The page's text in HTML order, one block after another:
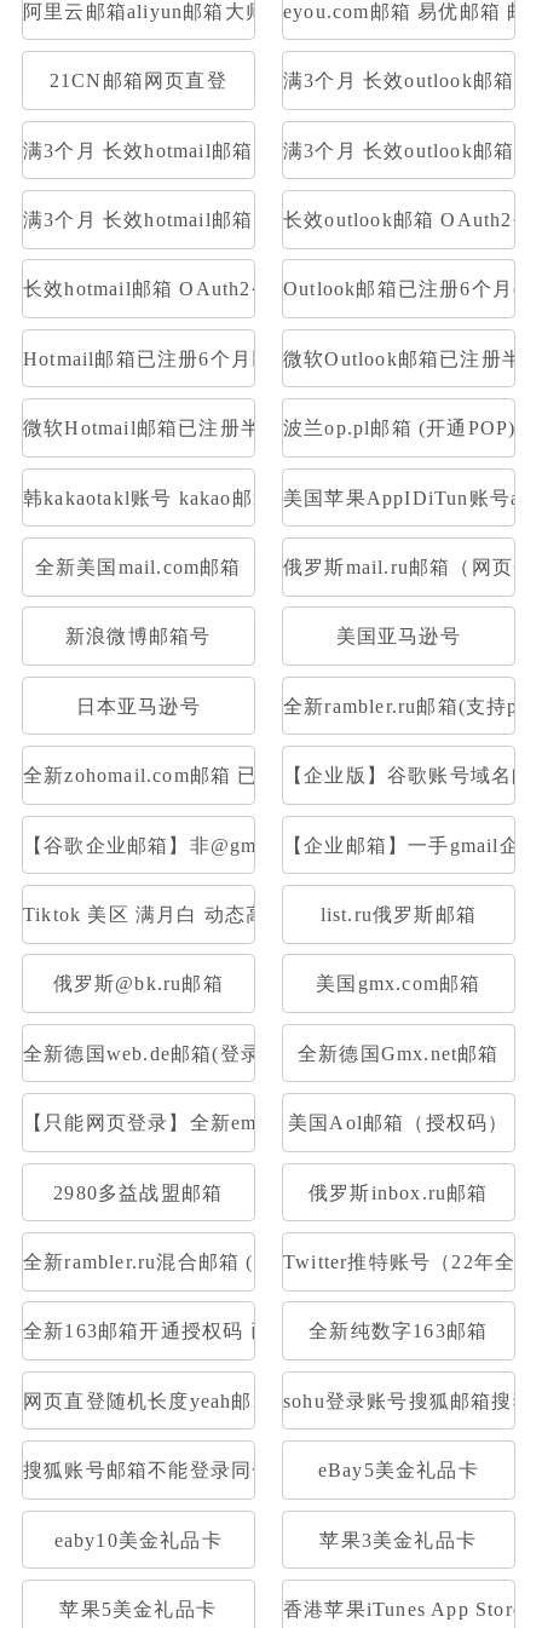
阿里云邮箱aliyun邮箱大师登录eyou.com邮箱 易优邮箱 邮
21CN邮箱网页直登 满3个月 长效outlook邮箱
满3个月 长效hotmail邮箱 网页号 账号格式英文人名数字
满3个月 长效outlook邮箱
满3个月 长效hotmail邮箱 OAuth2令牌号 支持imap
长效outlook邮箱 OAuth2令
长效hotmail邮箱 OAuth2令牌号 支持imap pop 量大优惠
Outlook邮箱已注册6个月(
Hotmail邮箱已注册6个月以上(带令牌号)【去令牌工具
微软Outlook邮箱已注册半
微软Hotmail邮箱已注册半年以上(带令牌号)【去令牌工
波兰op.pl邮箱 (开通POP)
韩kakaotakl账号 kakao邮箱名----duam邮箱名----登录
美国苹果AppIDiTun账号
全新美国mail.com邮箱 俄罗斯mail.ru邮箱（网页登
新浪微博邮箱号 美国亚马逊号
日本亚马逊号 全新rambler.ru邮箱(支持
全新zohomail.com邮箱 已开通Pop3 Imap【企业版】谷歌账号域名
【谷歌企业邮箱】非@gmail后置|一样的登录使用
【企业邮箱】一手gmail企
Tiktok 美区 满月白 动态高质量IP注册，高权重满月账号
list.ru俄罗斯邮箱
俄罗斯@bk.ru邮箱 美国gmx.com邮箱
全新德国web.de邮箱(登录网址：web.de或者用foxmail
全新德国Gmx.net邮箱
【只能网页登录】全新email.com美国邮箱(已注册满一
美国Aol邮箱（授权码）
2980多益战盟邮箱 俄罗斯inbox.ru邮箱
全新rambler.ru混合邮箱 (开通pop)Twitter推特账号（22年全新
全新163邮箱开通授权码 已开通Pop3，imap 格式：账
全新纯数字163邮箱
网页直登随机长度yeah邮箱 sohu登录账号搜狐邮箱搜狐
搜狐账号邮箱不能登录同一密码1元30个eBay5美金礼品卡
eaby10美金礼品卡 苹果3美金礼品卡
苹果5美金礼品卡 香港苹果iTunes App Store